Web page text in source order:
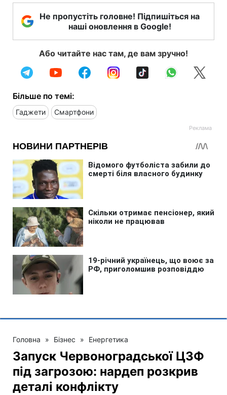
Не пропустіть головне! Підпишіться на
наші оновлення в Google!
Або читайте нас там, де вам зручно!
Більше по темі:
Гаджети Смартфони
Головна » Бізнес » Енергетика
Запуск Червоноградської ЦЗФ
під загрозою: нардеп розкрив
деталі конфлікту